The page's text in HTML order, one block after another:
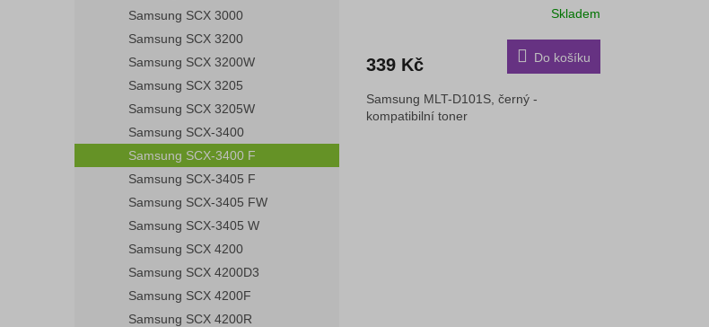
Samsung SCX 3000
Samsung SCX 3200
Samsung SCX 3200W
Samsung SCX 3205
Samsung SCX 3205W
Samsung SCX-3400
Samsung SCX-3400 F
Samsung SCX-3405 F
Samsung SCX-3405 FW
Samsung SCX-3405 W
Samsung SCX 4200
Samsung SCX 4200D3
Samsung SCX 4200F
Samsung SCX 4200R
Skladem
339 Kč Do košíku
Samsung MLT-D101S, černý -
kompatibilní toner